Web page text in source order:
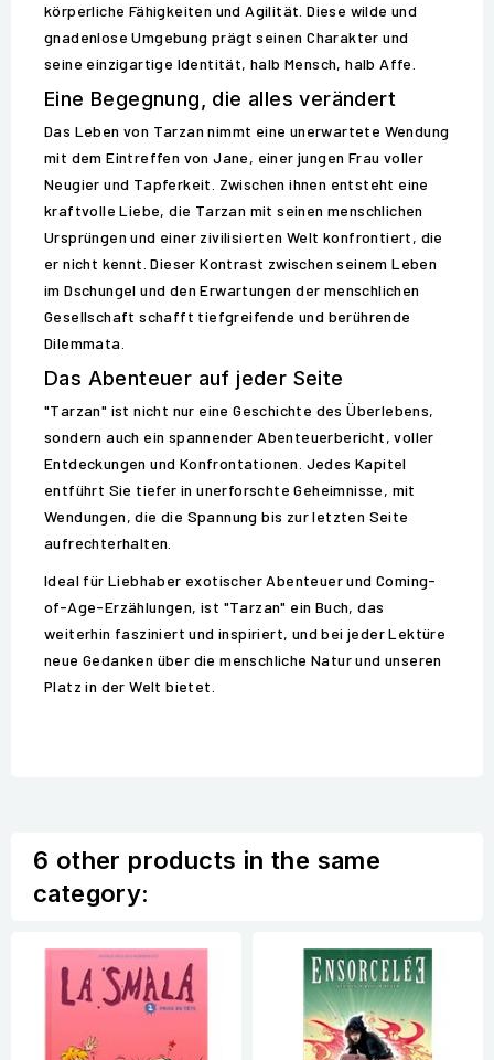
körperliche Fähigkeiten und Agilität. Diese wilde und
gnadenlose Umgebung prägt seinen Charakter und
seine einzigartige Identität, halb Mensch, halb Affe.
Eine Begegnung, die alles verändert
Das Leben von Tarzan nimmt eine unerwartete Wendung
mit dem Eintreffen von Jane, einer jungen Frau voller
Neugier und Tapferkeit. Zwischen ihnen entsteht eine
kraftvolle Liebe, die Tarzan mit seinen menschlichen
Ursprüngen und einer zivilisierten Welt konfrontiert, die
er nicht kennt. Dieser Kontrast zwischen seinem Leben
im Dschungel und den Erwartungen der menschlichen
Gesellschaft schafft tiefgreifende und berührende
Dilemmata.
Das Abenteuer auf jeder Seite
"Tarzan" ist nicht nur eine Geschichte des Überlebens,
sondern auch ein spannender Abenteuerbericht, voller
Entdeckungen und Konfrontationen. Jedes Kapitel
entführt Sie tiefer in unerforschte Geheimnisse, mit
Wendungen, die die Spannung bis zur letzten Seite
aufrechterhalten.
Ideal für Liebhaber exotischer Abenteuer und Coming-
of-Age-Erzählungen, ist "Tarzan" ein Buch, das
weiterhin fasziniert und inspiriert, und bei jeder Lektüre
neue Gedanken über die menschliche Natur und unseren
Platz in der Welt bietet.
6 other products in the same
category: